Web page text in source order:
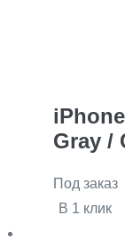
Gray /
Под заказ
В 1 клик